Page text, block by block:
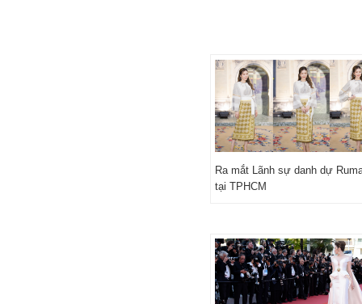
Ra mắt Lãnh sự danh dự
tại TPHCM